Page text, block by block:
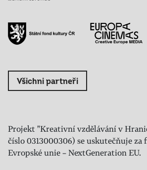
Všichni partneři
Projekt "Kreativní vzdělávání v
číslo 0313000306) se uskutečňuje
Evropské unie – NextGeneration EU.